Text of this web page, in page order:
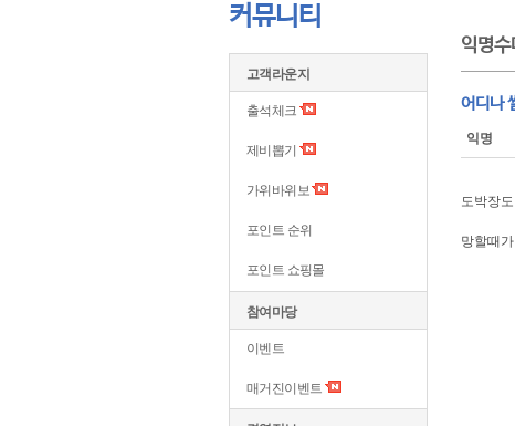
커뮤니티
고객라운지
출석체크
제비뽑기
가위바위보
포인트 순위
포인트 쇼핑몰
참여마당
이벤트
매거진이벤트
익명수
어디나
익명
도박장
망할때